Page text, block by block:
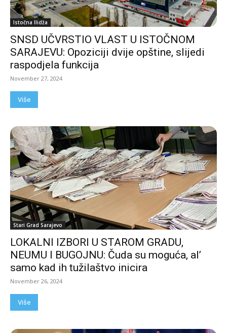
Istočna Ilidža
SNSD UČVRSTIO VLAST U ISTOČNOM
SARAJEVU: Opoziciji dvije opštine, slijedi
raspodjela funkcija
November 27, 2024
Više
Stari Grad Sarajevo
LOKALNI IZBORI U STAROM GRADU,
NEUMU I BUGOJNU: Čuda su moguća, al’
samo kad ih tužilaštvo inicira
November 26, 2024
Više